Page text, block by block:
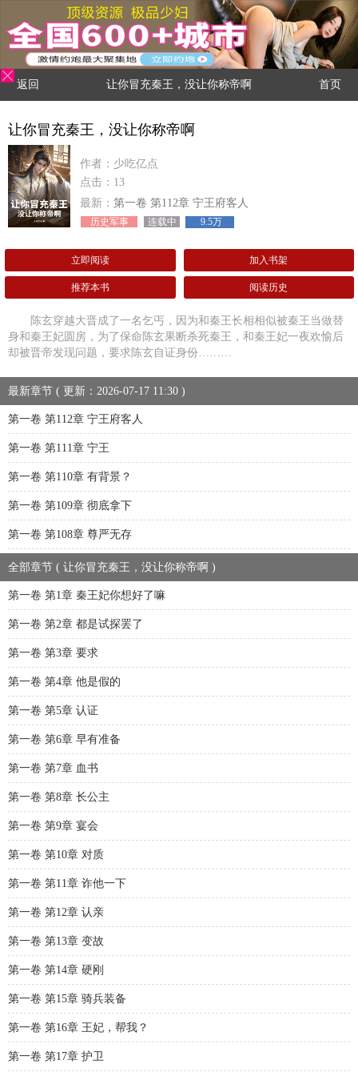
返回 让你冒充秦王，没让你称帝啊 首页
让你冒充秦王，没让你称帝啊
作者：少吃亿点
点击：13
最新： 第一卷 第112章 宁王府客人
历史军事 连载中 9.5万
立即阅读 加入书架
推荐本书 阅读历史
陈玄穿越大晋成了一名乞丐，因为和秦王长相相似被秦王当做替
身和秦王妃圆房，为了保命陈玄果断杀死秦王，和秦王妃一夜欢愉后
却被晋帝发现问题，要求陈玄自证身份………
最新章节 ( 更新：2026-07-17 11:30 )
第一卷 第112章 宁王府客人
第一卷 第111章 宁王
第一卷 第110章 有背景？
第一卷 第109章 彻底拿下
第一卷 第108章 尊严无存
全部章节 ( 让你冒充秦王，没让你称帝啊 )
第一卷 第1章 秦王妃你想好了嘛
第一卷 第2章 都是试探罢了
第一卷 第3章 要求
第一卷 第4章 他是假的
第一卷 第5章 认证
第一卷 第6章 早有准备
第一卷 第7章 血书
第一卷 第8章 长公主
第一卷 第9章 宴会
第一卷 第10章 对质
第一卷 第11章 诈他一下
第一卷 第12章 认亲
第一卷 第13章 变故
第一卷 第14章 硬刚
第一卷 第15章 骑兵装备
第一卷 第16章 王妃，帮我？
第一卷 第17章 护卫